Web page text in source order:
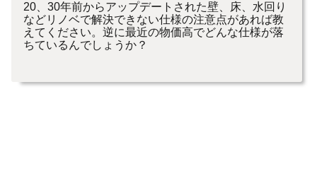
20、30年前からアップデートされた壁、床、水回り
などリノベで解決できない仕様の注意点があれば教
えてください。逆に最近の物価高でどんな仕様が落
ちているんでしょうか？